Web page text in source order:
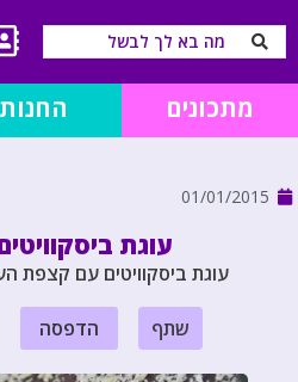
מתכונים החנות
01/01/2015
עוגת
עוגת ביסקוויטים עם קצפת
שתף הדפסה